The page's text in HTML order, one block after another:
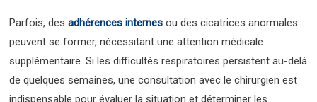
Parfois, desadhérences internes ou des cicatrices anormales
peuvent se former, nécessitant une attention médicale
supplémentaire. Si les difficultés respiratoires persistent au-delà
de quelques semaines, une consultation avec le chirurgien est
indispensable pour évaluer la situation et déterminer les